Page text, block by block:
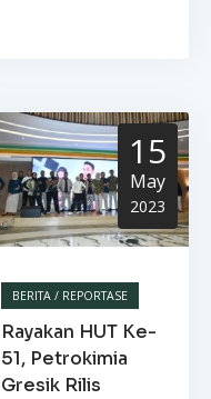
15
May
2023
BERITA / REPORTASE
Rayakan HUT Ke-
51, Petrokimia
Gresik Rilis